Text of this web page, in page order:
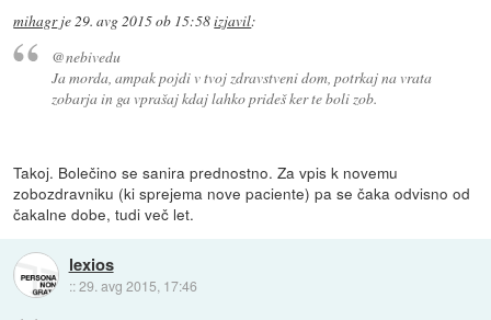
mihagrje29. avg 2015 ob 15:58izjavil:
@nebivedu
Ja morda, ampak pojdi v tvoj zdravstveni dom, potrkaj na vrata
zobarja in ga vprašaj kdaj lahko prideš ker te boli zob.
Takoj. Bolečino se sanira prednostno. Za vpis k novemu
zobozdravniku (ki sprejema nove paciente) pa se čaka odvisno od
čakalne dobe, tudi več let.
lexios
::29. avg 2015, 17:46